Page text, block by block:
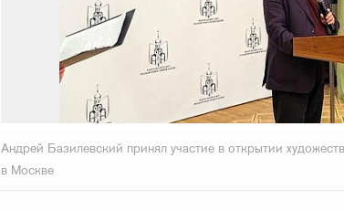
Андрей Базилевский принял участие в открытии
в Москве